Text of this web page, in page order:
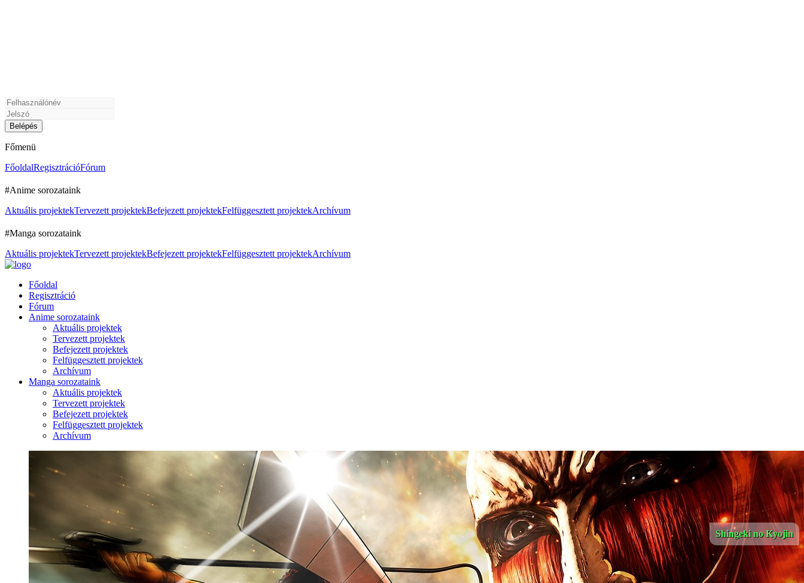
Főmenü
FőoldalRegisztrációFórum
#Anime sorozataink
Aktuális projektekTervezett projektekBefejezett projektekFelfüggesztett projektekArchívum
#Manga sorozataink
Aktuális projektekTervezett projektekBefejezett projektekFelfüggesztett projektekArchívum
Főoldal
Regisztráció
Fórum
Anime sorozataink
Aktuális projektek
Tervezett projektek
Befejezett projektek
Felfüggesztett projektek
Archívum
Manga sorozataink
Aktuális projektek
Tervezett projektek
Befejezett projektek
Felfüggesztett projektek
Archívum
Shingeki no Kyojin